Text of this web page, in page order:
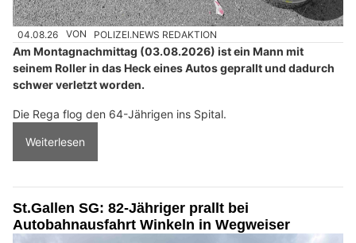
04.08.26 VON POLIZEI.NEWS REDAKTION
Am Montagnachmittag (03.08.2026) ist ein Mann mit
seinem Roller in das Heck eines Autos geprallt und dadurch
schwer verletzt worden.
Die Rega flog den 64-Jährigen ins Spital.
Weiterlesen
St.Gallen SG: 82-Jähriger prallt bei
Autobahnausfahrt Winkeln in Wegweiser